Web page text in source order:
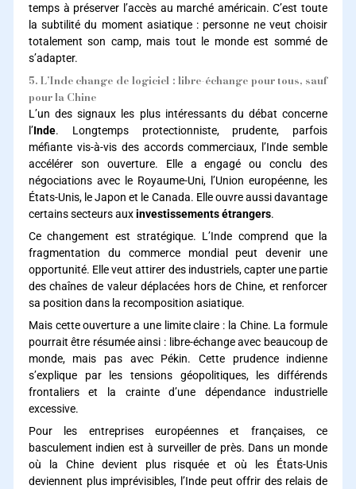
temps à préserver l’accès au marché américain. C’est toute
la subtilité du moment asiatique : personne ne veut choisir
totalement son camp, mais tout le monde est sommé de
s’adapter.
5. L’Inde change de logiciel : libre-échange pour tous, sauf
pour la Chine
L’un des signaux les plus intéressants du débat concerne
l’Inde. Longtemps protectionniste, prudente, parfois
méfiante vis-à-vis des accords commerciaux, l’Inde semble
accélérer son ouverture. Elle a engagé ou conclu des
négociations avec le Royaume-Uni, l’Union européenne, les
États-Unis, le Japon et le Canada. Elle ouvre aussi davantage
certains secteurs auxinvestissements étrangers.
Ce changement est stratégique. L’Inde comprend que la
fragmentation du commerce mondial peut devenir une
opportunité. Elle veut attirer des industriels, capter une partie
des chaînes de valeur déplacées hors de Chine, et renforcer
sa position dans la recomposition asiatique.
Mais cette ouverture a une limite claire : la Chine. La formule
pourrait être résumée ainsi : libre-échange avec beaucoup de
monde, mais pas avec Pékin. Cette prudence indienne
s’explique par les tensions géopolitiques, les différends
frontaliers et la crainte d’une dépendance industrielle
excessive.
Pour les entreprises européennes et françaises, ce
basculement indien est à surveiller de près. Dans un monde
où la Chine devient plus risquée et où les États-Unis
deviennent plus imprévisibles, l’Inde peut offrir des relais de